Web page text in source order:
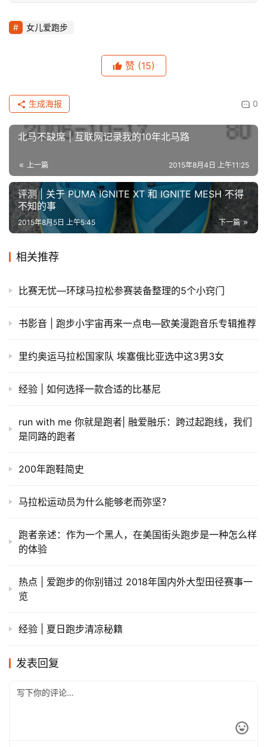
女儿爱跑步
赞 (15)
0
生成海报
北马不缺席 | 互联网记录我的10年北马路
上一篇 2015年8月4日 上午11:25
评测 | 关于 PUMA IGNITE XT 和 IGNITE MESH 不得
不知的事
下一篇
2015年8月5日 上午5:45
相关推荐
比赛无忧—环球马拉松参赛装备整理的5个小窍门
书影音 | 跑步小宇宙再来一点电—欧美漫跑音乐专辑推荐
里约奥运马拉松国家队 埃塞俄比亚选中这3男3女
经验 | 如何选择一款合适的比基尼
run with me 你就是跑者| 融爱融乐：跨过起跑线，我们
是同路的跑者
200年跑鞋简史
马拉松运动员为什么能够老而弥坚？
跑者亲述：作为一个黑人，在美国街头跑步是一种怎么样
的体验
热点 | 爱跑步的你别错过 2018年国内外大型田径赛事一
览
经验 | 夏日跑步清凉秘籍
发表回复